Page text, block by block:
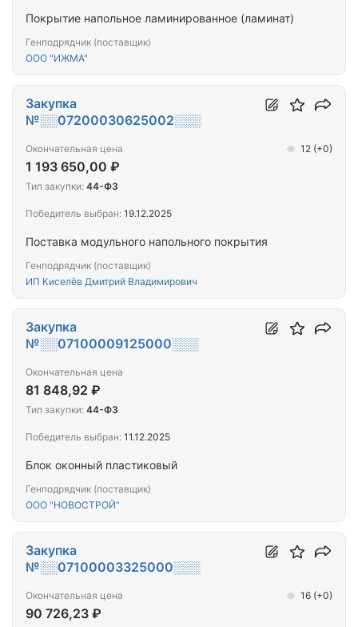
Покрытие напольное ламинированное (ламинат)
Генподрядчик (поставщик)
ООО "ИЖМА"
Поставка модульного напольного покрытия
Генподрядчик (поставщик)
ИП Киселёв Дмитрий Владимирович
Закупка
№░░07200030625002░░░
Окончательная цена
1 193 650,00 ₽
12 (+0)
Тип закупки: 44-ФЗ
Победитель выбран: 19.12.2025
Блок оконный пластиковый
Генподрядчик (поставщик)
ООО "НОВОСТРОЙ"
Закупка
№░░07100009125000░░░
Окончательная цена
81 848,92 ₽
Тип закупки: 44-ФЗ
Победитель выбран: 11.12.2025
Закупка
№░░07100003325000░░░
Окончательная цена
90 726,23 ₽
16 (+0)